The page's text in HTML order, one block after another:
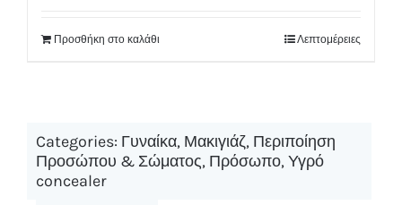
Προσθήκη στο καλάθι Λεπτομέρειες
Categories: Γυναίκα, Μακιγιάζ, Περιποίηση
Προσώπου & Σώματος, Πρόσωπο,Υγρό
concealer